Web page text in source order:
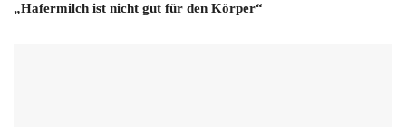
„Hafermilch ist nicht gut für den Körper“